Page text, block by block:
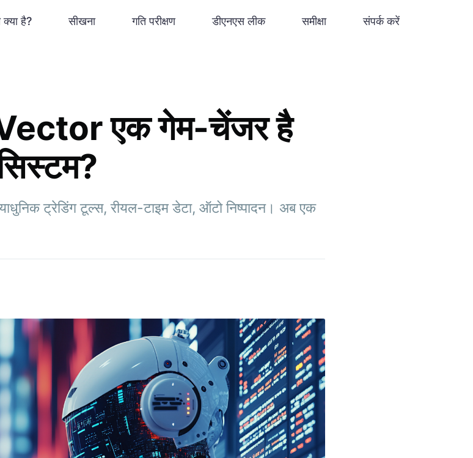
क्या है? सीखना गति परीक्षण डीएनएस लीक समीक्षा संपर्क करें
एक गेम-चेंजर है
ट्रेडिंग टूल्स, रीयल-टाइम डेटा, ऑटो निष्पादन। अब एक